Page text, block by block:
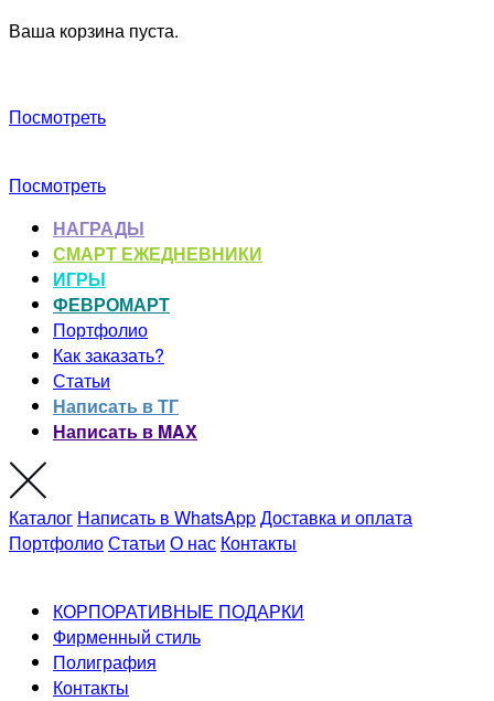
Ваша корзина пуста.
Посмотреть
Посмотреть
НАГРАДЫ
СМАРТ ЕЖЕДНЕВНИКИ
ИГРЫ
ФЕВРОМАРТ
Портфолио
Как заказать?
Статьи
Написать в ТГ
Написать в MAX
Каталог Написать в WhatsAppДоставка и оплата
ПортфолиоСтатьи О нас Контакты
КОРПОРАТИВНЫЕ ПОДАРКИ
Фирменный стиль
Полиграфия
Контакты